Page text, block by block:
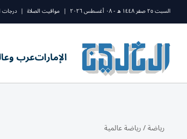
السبت ٢٥ صفر ١٤٤٨ ه - ٠٨ أغسطس ٢٠٢٦ | مواقيت الصلاة | درجات
الإماراتعرب
رياضة/رياضة عالمية